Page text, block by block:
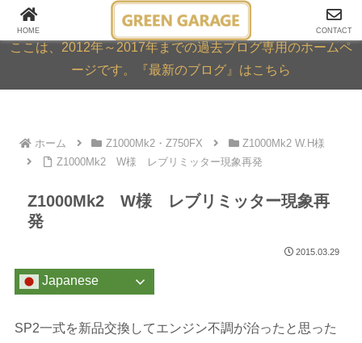
GREEN GARAGE ARCHIVE
ここは、2012年～2017年までの過去ブログ専用のホームペ
ージです。『最新のブログ』はこちら
ホーム Z1000Mk2・Z750FX
Z1000Mk2 W.H様
Z1000Mk2 W様 レブリミッター現象再発
Z1000Mk2 W様 レブリミッター現象再
発
2015.03.29
Japanese
SP2一式を新品交換してエンジン不調が治ったと思った
HOME CONTACT